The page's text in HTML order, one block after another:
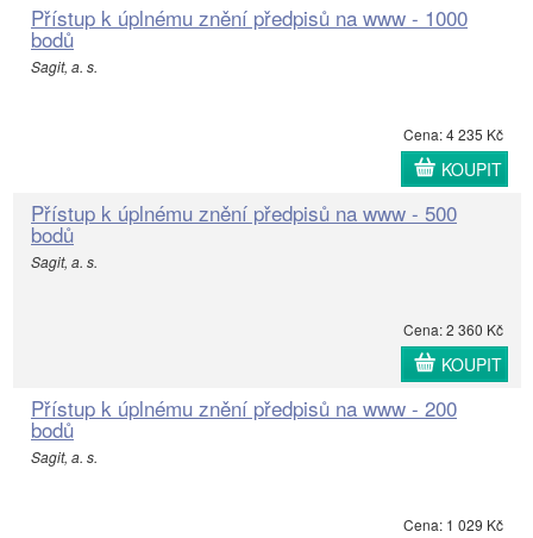
Přístup k úplnému znění předpisů na www - 1000
bodů
Sagit, a. s.
Cena: 4 235 Kč
KOUPIT
Přístup k úplnému znění předpisů na www - 500
bodů
Sagit, a. s.
Cena: 2 360 Kč
KOUPIT
Přístup k úplnému znění předpisů na www - 200
bodů
Sagit, a. s.
Cena: 1 029 Kč